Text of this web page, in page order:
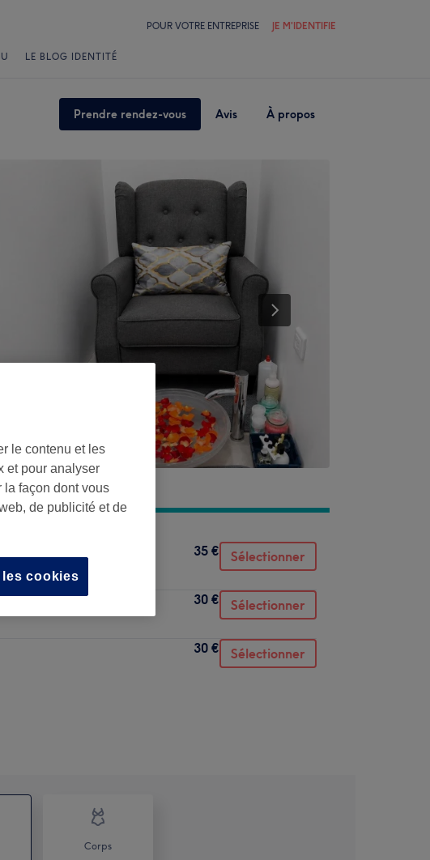
POUR VOTRE ENTREPRISE JE M'IDENTIFIE
LE BLOG IDENTITÉ
Prendre rendez-vous Avis À propos
35 € Sélectionner
30 € Sélectionner
30 € Sélectionner
Corps
le contenu et les
et pour analyser
la façon dont vous
de publicité et de
cookies